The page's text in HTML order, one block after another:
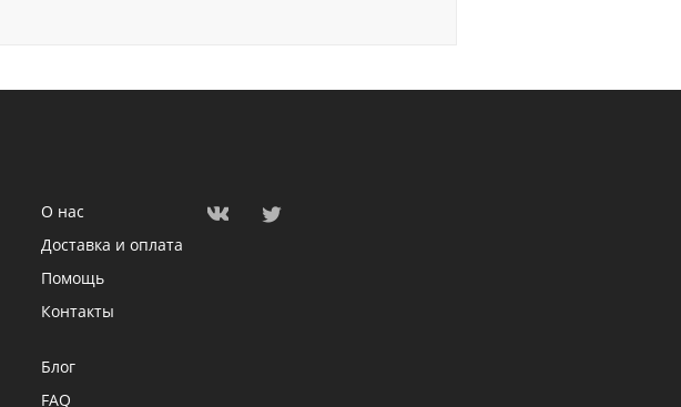
О нас
Доставка и оплата
Помощь
Контакты
Блог
FAQ